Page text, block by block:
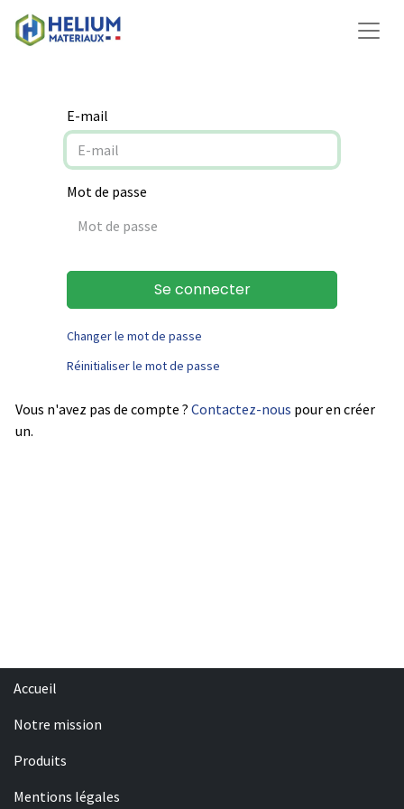
E-mail
Mot de passe
Se connecter
Changer le mot de passe
Réinitialiser le mot de passe
Vous n'avez pas de compte ? Contactez-nous pour en créer
un.
Accueil
Notre mission
Produits
Mentions légales